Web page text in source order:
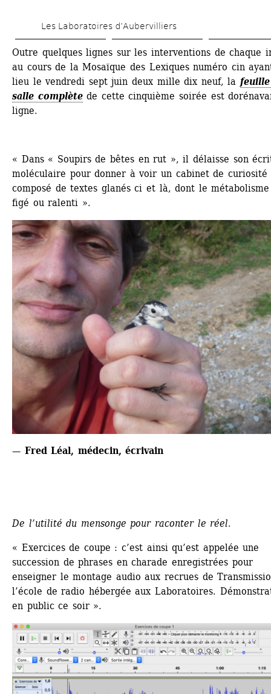
au
contenu
principal
Les Laboratoires d’Aubervilliers
Outre quelques lignes sur les interventions de chaque
au cours de la Mosaïque des Lexiques numéro cin
lieu le vendredi sept juin deux mille dix neuf, la
salle complètede cette cinquième soirée est
ligne.
« Dans « Soupirs de bêtes en rut », il délaisse son
moléculaire pour donner à voir un cabinet de curiosité
composé de textes glanés ci et là, dont le
figé ou ralenti ».
— Fred Léal, médecin, écrivain
De l’utilité du mensonge pour raconter le réel.
« Exercices de coupe : c’est ainsi qu’est appelée une
succession de phrases en charade enregistrées pour
enseigner le montage audio aux recrues de
l’école de radio hébergée aux Laboratoires.
en public ce soir ».